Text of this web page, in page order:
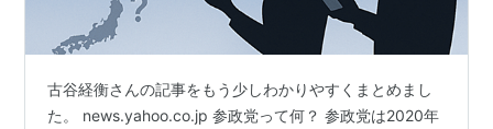
古谷経衡さんの記事をもう少しわかりやすくまとめまし
た。 news.yahoo.co.jp 参政党って何？ 参政党は2020年